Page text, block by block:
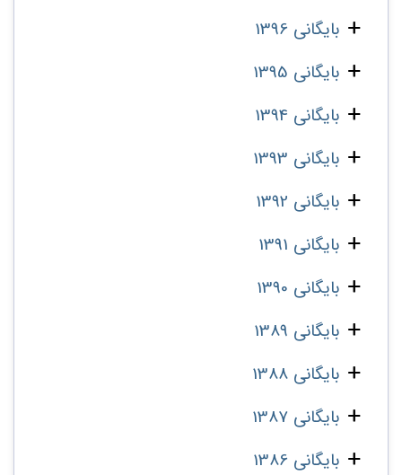
بایگانی 1396
بایگانی 1395
بایگانی 1394
بایگانی 1393
بایگانی 1392
بایگانی 1391
بایگانی 1390
بایگانی 1389
بایگانی 1388
بایگانی 1387
بایگانی 1386